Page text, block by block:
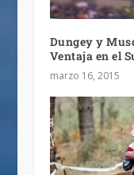
Dungey y
Ventaja en el
marzo 16, 2015